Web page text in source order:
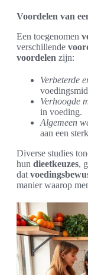
Voordelen van
Een toegenomen
verschillende
voordelen zijn:
Verbeterde
Verhoogde
in voeding.
Algemeen
aan een
Diverse studies
hun dieetkeuzes,
dat
manier waarop